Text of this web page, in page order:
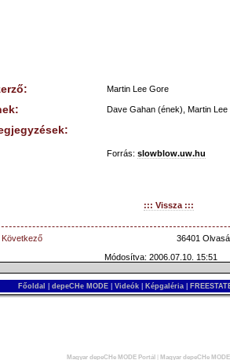
Martin Lee Gore
Dave Gahan (ének), Martin
Forrás: slowblow.uw.hu
::: Vissza :::
Következő
36401
Módosítva: 2006.07.10. 15:51
Főoldal depeCHe MODE Videók Képgaléria
Magyar depeCHe MODE Portál Magyar depeCHe